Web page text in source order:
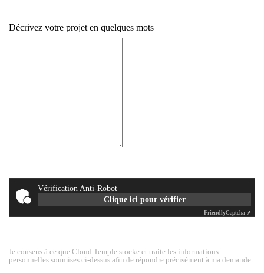
Décrivez votre projet en quelques mots
Vérification Anti-Robot
Clique ici pour vérifier
FriendlyCaptcha ⇗
Je consens à ce que Cloud Temple stocke et traite les informations
personnelles soumises ci-dessus afin de répondre précisément à ma demande.